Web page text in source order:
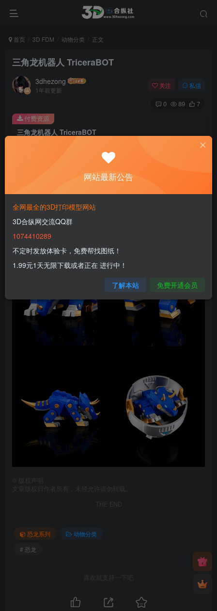
首页 3D FDM 动物分类 正文
三角龙机器人 TriceraBOT
3dhezong
1年前更新
关注 私信
0 89 7
三角龙机器人 TriceraBOT
100
免费
付费资源
版权声明
文章版权归作者所有，未经允许请勿转载。
THE END
恐龙系列
动物分类
# 恐龙
喜欢就支持一下吧
网站最新公告
全网最全的3D打印模型网站
3D合纵网交流QQ群
1074410289
不定时发放体验卡，免费帮找图纸！
1.99元1天无限下载或者正在 进行中！
了解本站 免费开通会员